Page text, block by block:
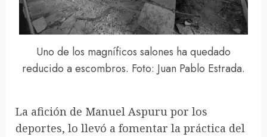
Uno de los magníficos salones ha quedado
reducido a escombros. Foto: Juan Pablo Estrada.
La afición de Manuel Aspuru por los
deportes, lo llevó a fomentar la práctica del